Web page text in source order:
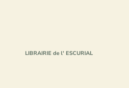
LIBRAIRIE de l' ESCURIAL